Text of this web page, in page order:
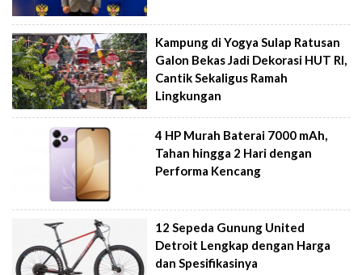
Kampung di Yogya Sulap Ratusan
Galon Bekas Jadi Dekorasi HUT RI,
Cantik Sekaligus Ramah
Lingkungan
4 HP Murah Baterai 7000 mAh,
Tahan hingga 2 Hari dengan
Performa Kencang
12 Sepeda Gunung United
Detroit Lengkap dengan Harga
dan Spesifikasinya